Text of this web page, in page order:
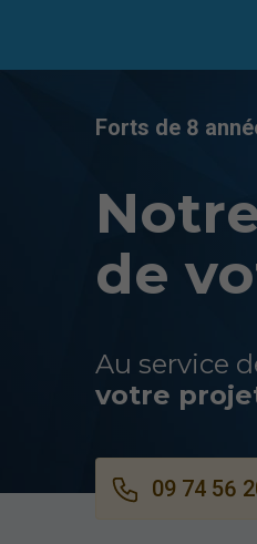
Forts de 8
de
Au service
votre
09 74 56